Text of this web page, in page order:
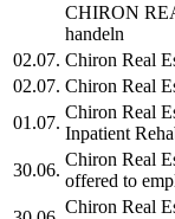
CHIRON
handeln
02.07. Chiron Real
02.07. Chiron Real
01.07.
Chiron Real
Inpatient
30.06.
Chiron Real
offered to
Chiron Real